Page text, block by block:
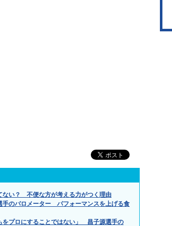
ない？ 不便な方が考える力がつく理由
手のバロメーター パフォーマンスを上げる食
をプロにすることではない」 昌子源選手の